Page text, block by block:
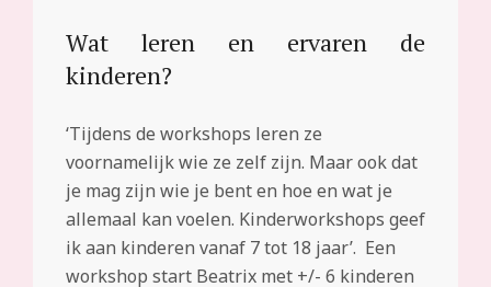
Wat leren en ervaren de
kinderen?
‘Tijdens de workshops leren ze
voornamelijk wie ze zelf zijn. Maar ook dat
je mag zijn wie je bent en hoe en wat je
allemaal kan voelen. Kinderworkshops geef
ik aan kinderen vanaf 7 tot 18 jaar’. Een
workshop start Beatrix met +/- 6 kinderen